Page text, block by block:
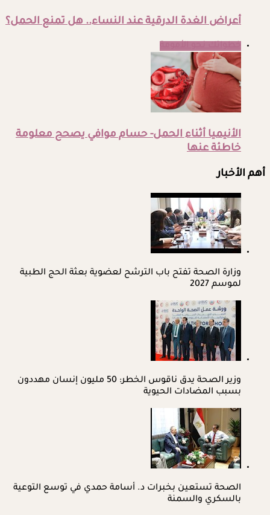
أعراض الغدة الدرقية عند النساء.. هل تمنع الحمل؟
الأنيميا أثناء الحمل- حسام موافي يصحح معلومة
خاطئة عنها
أهم الأخبار
وزارة الصحة تفتح باب الترشح لعضوية بعثة الحج الطبية
لموسم 2027
وزير الصحة يدق ناقوس الخطر: 50 مليون إنسان مهددون
بسبب المضادات الحيوية
الصحة تستعين بخبرات د. أسامة حمدي في توسع التوعية
بالسكري والسمنة